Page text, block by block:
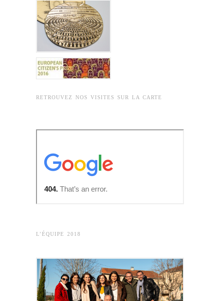
RETROUVEZ NOS VISITES SUR LA CARTE
L’ÉQUIPE 2018